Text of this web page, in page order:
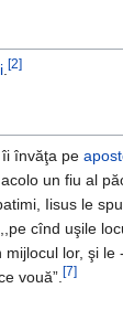
.[2]
îi învăţa pe
un fiu al
Iisus le
cînd uşile
lor, şi le
vouă”.[7]